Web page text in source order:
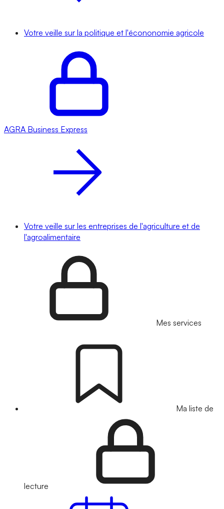
Votre veille sur la politique et l'écononomie agricole
AGRA Business Express
Votre veille sur les entreprises de l'agriculture et de
l'agroalimentaire
Mes services
Ma liste de
lecture